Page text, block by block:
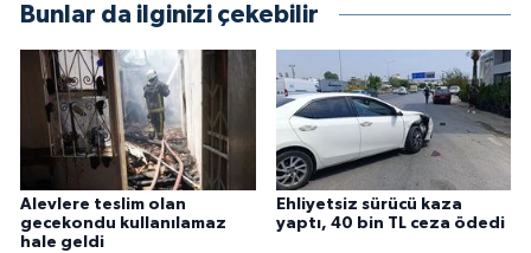
Bunlar da ilginizi çekebilir
Alevlere teslim olan
gecekondu kullanılamaz
hale geldi
Ehliyetsiz sürücü kaza
yaptı, 40 bin TL ceza ödedi